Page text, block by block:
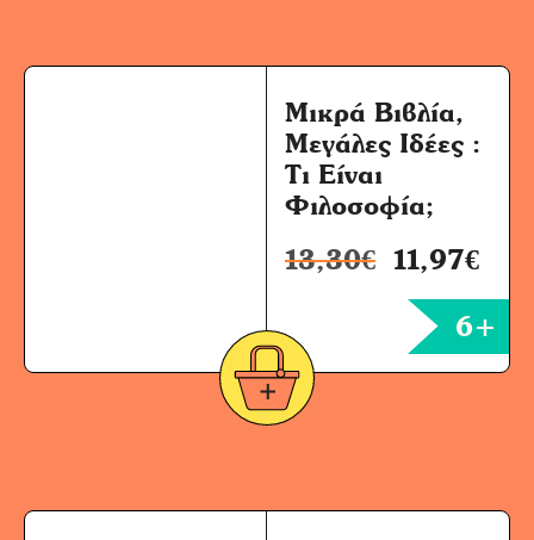
Μικρά Βιβλία,
Μεγάλες Ιδέες :
Τι Είναι
Φιλοσοφία;
13,30€ 11,97€
6+